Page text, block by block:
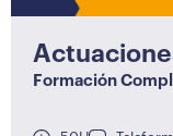
Formación